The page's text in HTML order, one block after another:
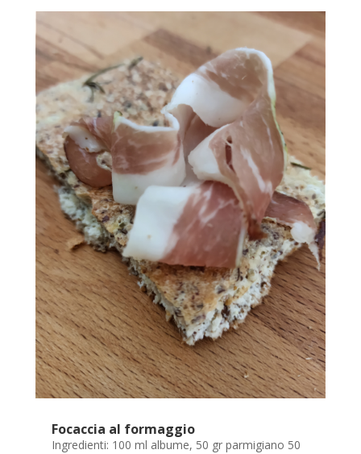
Focaccia al formaggio
Ingredienti: 100 ml albume, 50 gr parmigiano 50